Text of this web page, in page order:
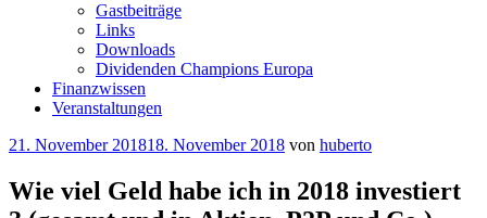
Gastbeiträge
Links
Downloads
Dividenden Champions Europa
Finanzwissen
Veranstaltungen
Veröffentlicht
21. November 201818. November 2018 von huberto
Wie viel Geld habe ich in 2018 investiert